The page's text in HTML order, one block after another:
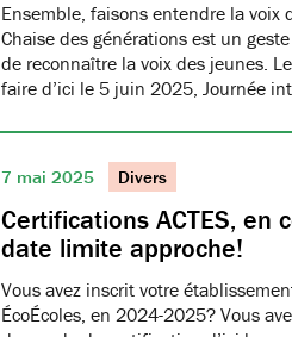
Ensemble, faisons entendre la voix
Chaise des générations est un
de reconnaître la voix des jeunes.
faire d’ici le 5 juin 2025, Journée
7 mai 2025 Divers
Certifications ACTES, en
date limite approche!
Vous avez inscrit votre
ÉcoÉcoles, en 2024-2025? Vous